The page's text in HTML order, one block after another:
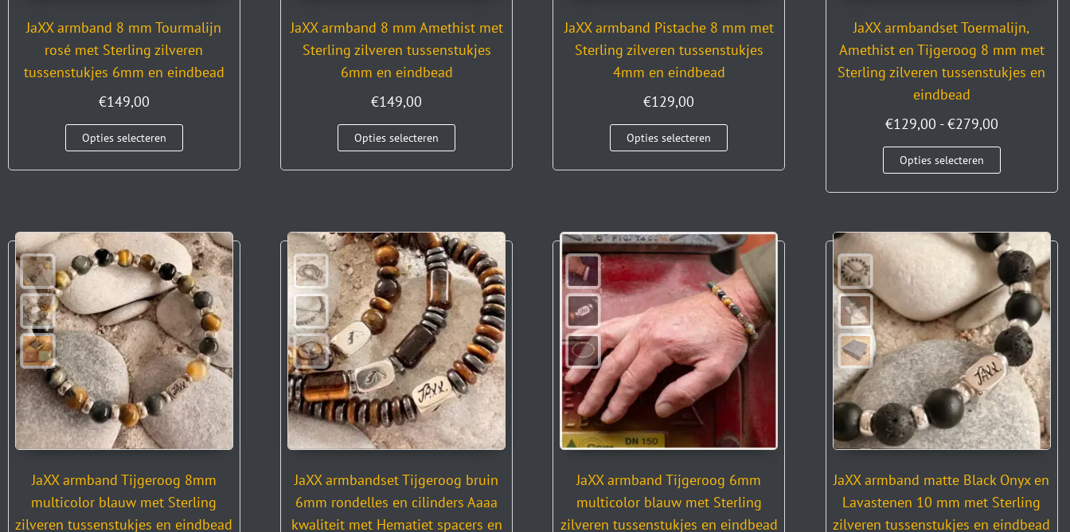
JaXX armband 8 mm Tourmalijn
rosé met Sterling zilveren
tussenstukjes 6mm en eindbead
€149,00
Opties selecteren
JaXX armband 8 mm Amethist met
Sterling zilveren tussenstukjes
6mm en eindbead
€149,00
Opties selecteren
JaXX armband Pistache 8 mm met
Sterling zilveren tussenstukjes
4mm en eindbead
€129,00
Opties selecteren
JaXX armbandset Toermalijn,
Amethist en Tijgeroog 8 mm met
Sterling zilveren tussenstukjes en
eindbead
€129,00 - €279,00
Opties selecteren
JaXX armband Tijgeroog 8mm
multicolor blauw met Sterling
zilveren tussenstukjes en eindbead
JaXX armbandset Tijgeroog bruin
6mm rondelles en cilinders Aaaa
kwaliteit met Hematiet spacers en
JaXX armband Tijgeroog 6mm
multicolor blauw met Sterling
zilveren tussenstukjes en eindbead
JaXX armband matte Black Onyx en
Lavastenen 10 mm met Sterling
zilveren tussenstukjes en eindbead